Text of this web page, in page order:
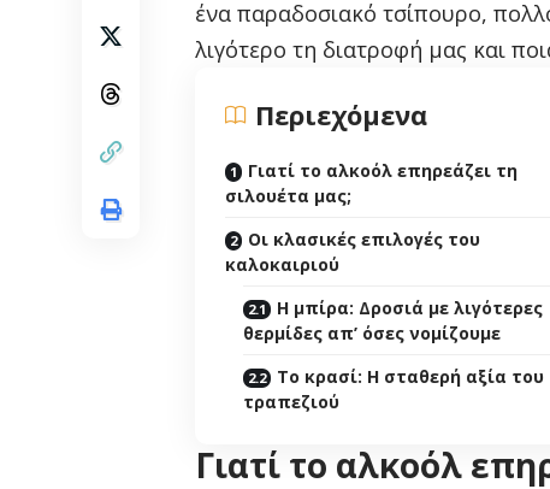
ένα παραδοσιακό τσίπουρο,
λιγότερο τη διατροφή μας και
Περιεχόμενα
Γιατί το αλκοόλ επηρεάζει τη
σιλουέτα μας;
Οι κλασικές επιλογές του
καλοκαιριού
Η μπίρα: Δροσιά με λιγότερες
θερμίδες απ’ όσες νομίζουμε
Το κρασί: Η σταθερή αξία του
τραπεζιού
Γιατί το αλκοόλ